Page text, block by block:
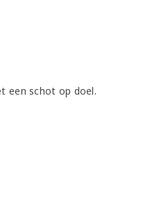
een schot op doel.